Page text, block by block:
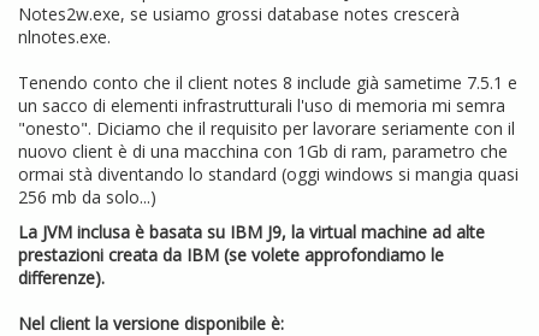
Notes2w.exe, se usiamo grossi database notes crescerà
nlnotes.exe.
Tenendo conto che il client notes 8 include già sametime 7.5.1 e
un sacco di elementi infrastrutturali l'uso di memoria mi semra
"onesto". Diciamo che il requisito per lavorare seriamente con il
nuovo client è di una macchina con 1Gb di ram, parametro che
ormai stà diventando lo standard (oggi windows si mangia quasi
256 mb da solo...)
La JVM inclusa è basata su IBM J9, la virtual machine ad alte
prestazioni creata da IBM (se volete approfondiamo le
differenze).
Nel client la versione disponibile è: